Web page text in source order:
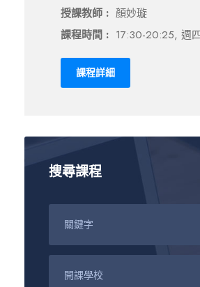
授課教師 : 顏妙璇
課程時間 : 17:30-20:25, 週
課程詳細
搜尋課程